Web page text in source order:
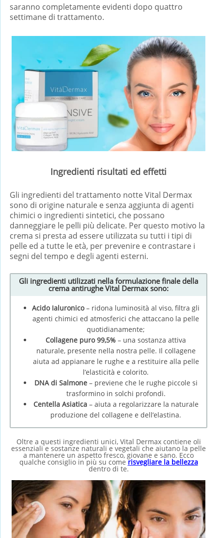
saranno completamente evidenti dopo quattro
settimane di trattamento.
Ingredienti risultati ed effetti
Gli ingredienti del trattamento notte Vital Dermax
sono di origine naturale e senza aggiunta di agenti
chimici o ingredienti sintetici, che possano
danneggiare le pelli più delicate. Per questo motivo la
crema si presta ad essere utilizzata su tutti i tipi di
pelle ed a tutte le età, per prevenire e contrastare i
segni del tempo e degli agenti esterni.
Gli ingredienti utilizzati nella formulazione finale della
crema antirughe Vital Dermax sono:
Acido Ialuronico– ridona luminosità al viso, filtra gli
agenti chimici ed atmosferici che attaccano la pelle
quotidianamente;
Collagene puro 99,5% – una sostanza attiva
naturale, presente nella nostra pelle. Il collagene
aiuta ad appianare le rughe e a restituire alla pelle
l’elasticità e colorito.
DNA di Salmone– previene che le rughe piccole si
trasformino in solchi profondi.
Centella Asiatica– aiuta a regolarizzare la naturale
produzione del collagene e dell’elastina.
Oltre a questi ingredienti unici, Vital Dermax contiene oli
essenziali e sostanze naturali e vegetali che aiutano la pelle
a mantenere un aspetto fresco, giovane e sano. Ecco
qualche consiglio in più su comerisvegliare la bellezza
dentro di te.